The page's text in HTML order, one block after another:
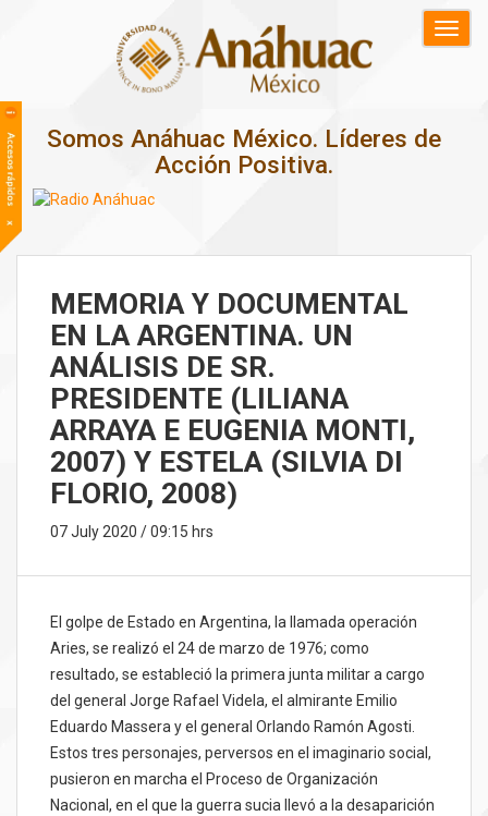
Somos Anáhuac México. Líderes de
Acción Positiva.
MEMORIA Y DOCUMENTAL
EN LA ARGENTINA. UN
ANÁLISIS DE SR.
PRESIDENTE (LILIANA
ARRAYA E EUGENIA MONTI,
2007) Y ESTELA (SILVIA DI
FLORIO, 2008)
07 July 2020 / 09:15 hrs
El golpe de Estado en Argentina, la llamada operación
Aries, se realizó el 24 de marzo de 1976; como
resultado, se estableció la primera junta militar a cargo
del general Jorge Rafael Videla, el almirante Emilio
Eduardo Massera y el general Orlando Ramón Agosti.
Estos tres personajes, perversos en el imaginario social,
pusieron en marcha el Proceso de Organización
Nacional, en el que la guerra sucia llevó a la desaparición